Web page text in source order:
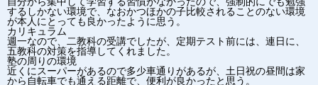
するしかない環境で、なおかつほかの子比較されることのない環境
が本人にとっても良かったように思う。
カリキュラム
週一なので、二教科の受講でしたが、定期テスト前には、連日に、
五教科の対策を指導してくれました。
塾の周りの環境
近くにスーパーがあるので多少車通りがあるが、土日祝の昼間は家
から自転車でも通える距離で、便利が良かったと思う。